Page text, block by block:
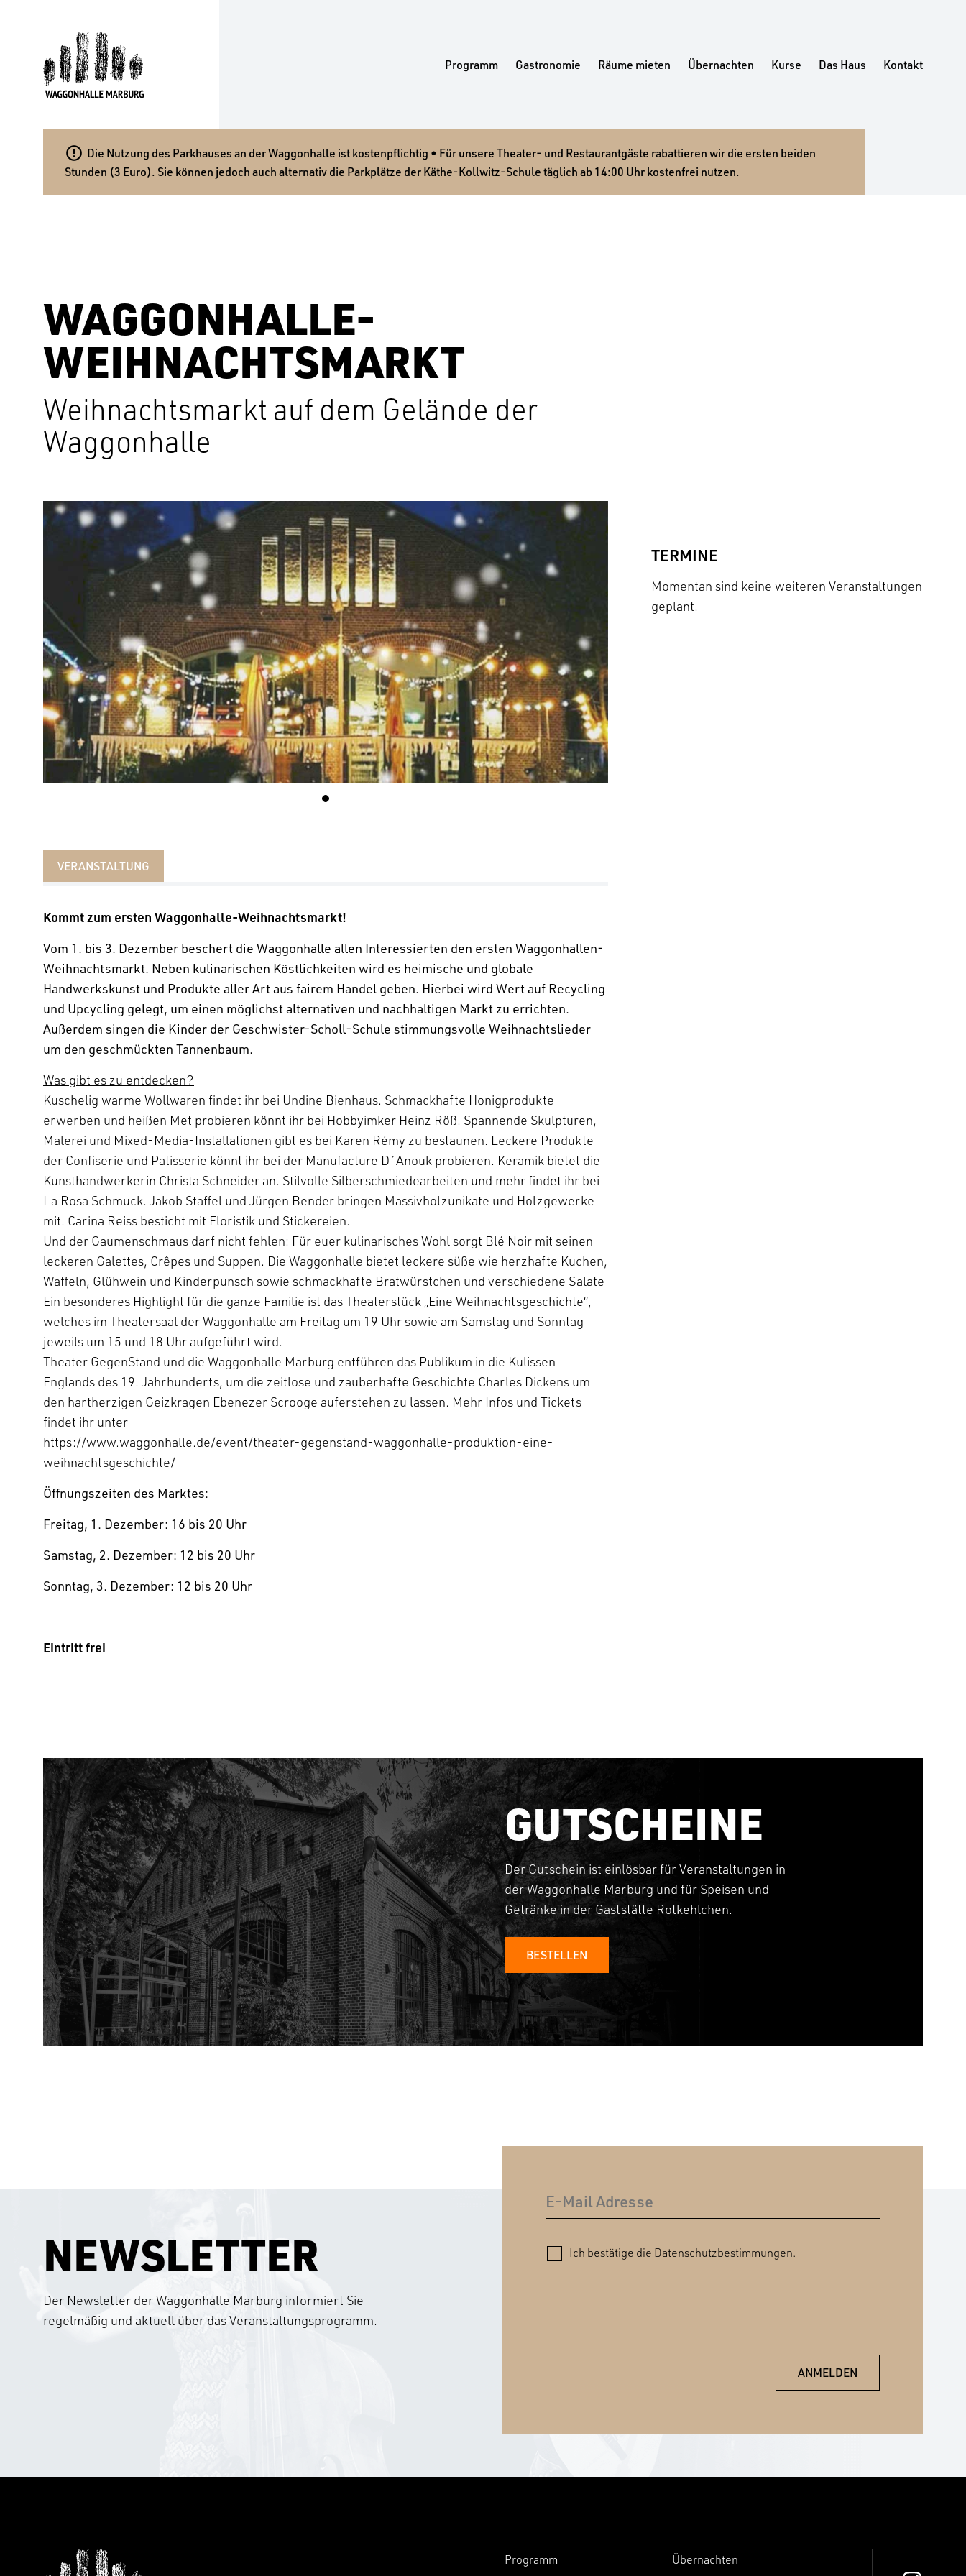
Programm Gastronomie Räume mieten Übernachten Kurse Das Haus Kontakt
 Die Nutzung des Parkhauses an der Waggonhalle ist kostenpflichtig • Für unsere Theater- und Restaurantgäste rabattieren wir die ersten beiden
Stunden (3 Euro). Sie können jedoch auch alternativ die Parkplätze der Käthe-Kollwitz-Schule täglich ab 14:00 Uhr kostenfrei nutzen.
WAGGONHALLE-
WEIHNACHTSMARKT
Weihnachtsmarkt auf dem Gelände der
Waggonhalle
VERANSTALTUNG
Kommt zum ersten Waggonhalle-Weihnachtsmarkt!
Vom 1. bis 3. Dezember beschert die Waggonhalle allen Interessierten den ersten Waggonhallen-
Weihnachtsmarkt. Neben kulinarischen Köstlichkeiten wird es heimische und globale
Handwerkskunst und Produkte aller Art aus fairem Handel geben. Hierbei wird Wert auf Recycling
und Upcycling gelegt, um einen möglichst alternativen und nachhaltigen Markt zu errichten.
Außerdem singen die Kinder der Geschwister-Scholl-Schule stimmungsvolle Weihnachtslieder
um den geschmückten Tannenbaum.
Was gibt es zu entdecken?
Kuschelig warme Wollwaren findet ihr bei Undine Bienhaus. Schmackhafte Honigprodukte
erwerben und heißen Met probieren könnt ihr bei Hobbyimker Heinz Röß. Spannende Skulpturen,
Malerei und Mixed-Media-Installationen gibt es bei Karen Rémy zu bestaunen. Leckere Produkte
der Confiserie und Patisserie könnt ihr bei der Manufacture D´Anouk probieren. Keramik bietet die
Kunsthandwerkerin Christa Schneider an. Stilvolle Silberschmiedearbeiten und mehr findet ihr bei
La Rosa Schmuck. Jakob Staffel und Jürgen Bender bringen Massivholzunikate und Holzgewerke
mit. Carina Reiss besticht mit Floristik und Stickereien.
Und der Gaumenschmaus darf nicht fehlen: Für euer kulinarisches Wohl sorgt Blé Noir mit seinen
leckeren Galettes, Crêpes und Suppen. Die Waggonhalle bietet leckere süße wie herzhafte Kuchen,
Waffeln, Glühwein und Kinderpunsch sowie schmackhafte Bratwürstchen und verschiedene Salate
Ein besonderes Highlight für die ganze Familie ist das Theaterstück „Eine Weihnachtsgeschichte“,
welches im Theatersaal der Waggonhalle am Freitag um 19 Uhr sowie am Samstag und Sonntag
jeweils um 15 und 18 Uhr aufgeführt wird.
Theater GegenStand und die Waggonhalle Marburg entführen das Publikum in die Kulissen
Englands des 19. Jahrhunderts, um die zeitlose und zauberhafte Geschichte Charles Dickens um
den hartherzigen Geizkragen Ebenezer Scrooge auferstehen zu lassen. Mehr Infos und Tickets
findet ihr unter
https://www.waggonhalle.de/event/theater-gegenstand-waggonhalle-produktion-eine-
weihnachtsgeschichte/
Öffnungszeiten des Marktes:
Freitag, 1. Dezember: 16 bis 20 Uhr
Samstag, 2. Dezember: 12 bis 20 Uhr
Sonntag, 3. Dezember: 12 bis 20 Uhr
Eintritt frei
TERMINE
Momentan sind keine weiteren Veranstaltungen
geplant.
GUTSCHEINE
Der Gutschein ist einlösbar für Veranstaltungen in
der Waggonhalle Marburg und für Speisen und
Getränke in der Gaststätte Rotkehlchen.
BESTELLEN
NEWSLETTER
Der Newsletter der Waggonhalle Marburg informiert Sie
regelmäßig und aktuell über das Veranstaltungsprogramm.
Ich bestätige die Datenschutzbestimmungen.
Programm
Übernachten